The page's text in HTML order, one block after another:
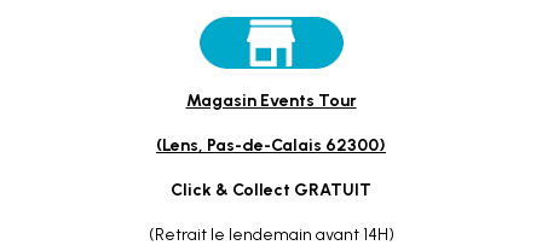
Magasin Events Tour
(Lens, Pas-de-Calais 62300)
Click & Collect GRATUIT
(Retrait le lendemain avant 14H)